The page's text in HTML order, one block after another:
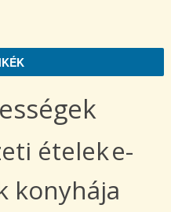
ételeke-
konyhája